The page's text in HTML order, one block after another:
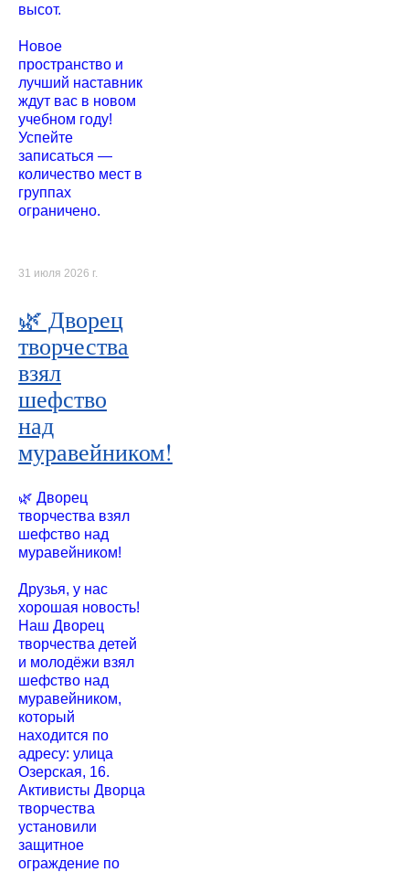
высот.
Новое
пространство и
лучший наставник
ждут вас в новом
учебном году!
Успейте
записаться —
количество мест в
группах
ограничено.
31 июля 2026 г.
🌿 Дворец
творчества
взял
шефство
над
муравейником!
🌿 Дворец
творчества взял
шефство над
муравейником!
Друзья, у нас
хорошая новость!
Наш Дворец
творчества детей
и молодёжи взял
шефство над
муравейником,
который
находится по
адресу: улица
Озерская, 16.
Активисты Дворца
творчества
установили
защитное
ограждение по